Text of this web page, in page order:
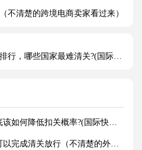
不清楚的跨境电商卖家看过来）
各国海关对国际快递查验力度排行，哪些国家最难清关?(国际快递干货知识分享)
低扣关概率?(国际快递干货知识分享)
清关放行（不清楚的外贸人看过来）